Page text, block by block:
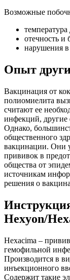
Возможные
температура
отечность и
нарушения в
Опыт
Вакцинация от
полиомиелита
считают ее
инфекций,
Однако,
общественного
вакцинации. Они
прививок в
общества от
источникам
решения о
Hexyon/
Hexacima –
гемофильной
Производится в
инъекционного
Содержит такие